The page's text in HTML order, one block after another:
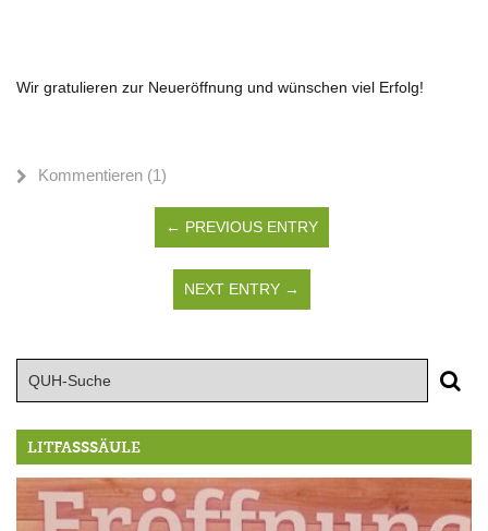
Wir gratulieren zur Neueröffnung und wünschen viel Erfolg!
Kommentieren (1)
← PREVIOUS ENTRY
NEXT ENTRY →
LITFASSSÄULE